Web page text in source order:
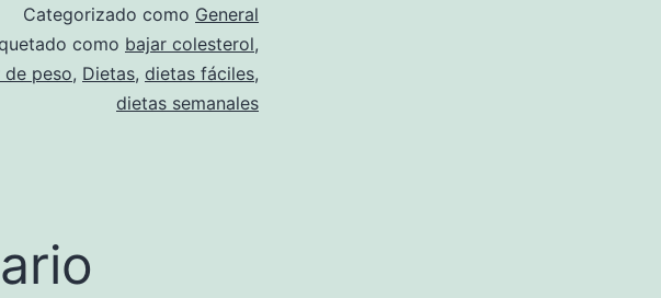
Categorizado como General
como bajar colesterol,
de peso, Dietas, dietas fáciles,
dietas semanales